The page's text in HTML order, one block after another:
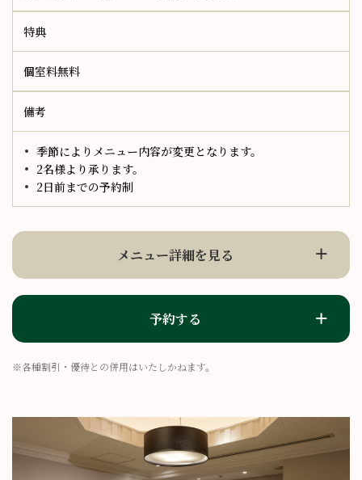
特典
個室料無料
備考
季節によりメニュー内容が変更となります。
2名様より承ります。
2日前までの予約制
メニュー詳細を見る
予約する
※各種割引・優待との併用はいたしかねます。